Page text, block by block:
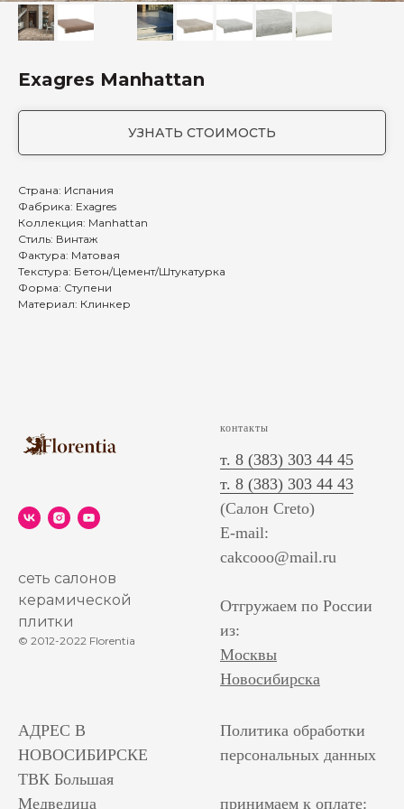
Exagres Manhattan
УЗНАТЬ СТОИМОСТЬ
Страна: Испания
Фабрика: Exagres
Коллекция: Manhattan
Стиль: Винтаж
Фактура: Матовая
Текстура: Бетон/Цемент/Штукатурка
Форма: Ступени
Материал: Клинкер
сеть салонов
керамической
плитки
© 2012-2022 Florentia
контакты
т. 8 (383) 303 44 45
т. 8 (383) 303 44 43
(Салон Creto)
E-mail:
cakcooo@mail.ru
Отгружаем по России
из:
Москвы
Новосибирска
АДРЕС В
НОВОСИБИРСКЕ
ТВК Большая
Медведица
Политика обработки
персональных данных
принимаем к оплате: